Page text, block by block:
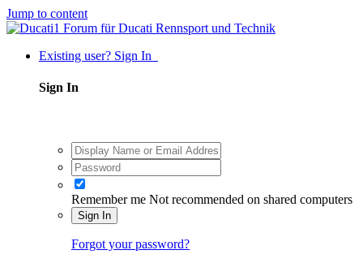
Jump to content
Existing user? Sign In
Sign In
Remember me Not recommended on shared computers
Sign In
Forgot your password?